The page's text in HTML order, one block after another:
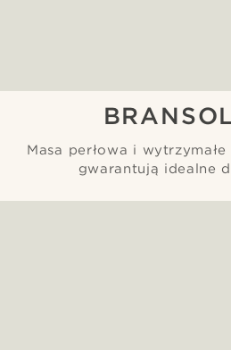
Masa perłowa i
gwarantują idealne